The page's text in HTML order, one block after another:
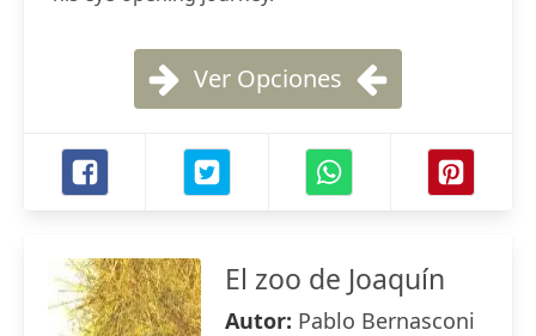
Ver Opciones
El zoo de Joaquín
Autor: Pablo Bernasconi